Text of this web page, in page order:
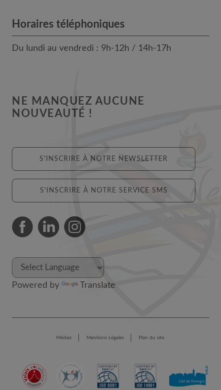
Horaires téléphoniques
Du lundi au vendredi : 9h-12h / 14h-17h
NE MANQUEZ AUCUNE
NOUVEAUTÉ !
S'INSCRIRE À NOTRE NEWSLETTER
S'INSCRIRE À NOTRE SERVICE SMS
Powered by Translate
Médias Mentions Légales Plan du site